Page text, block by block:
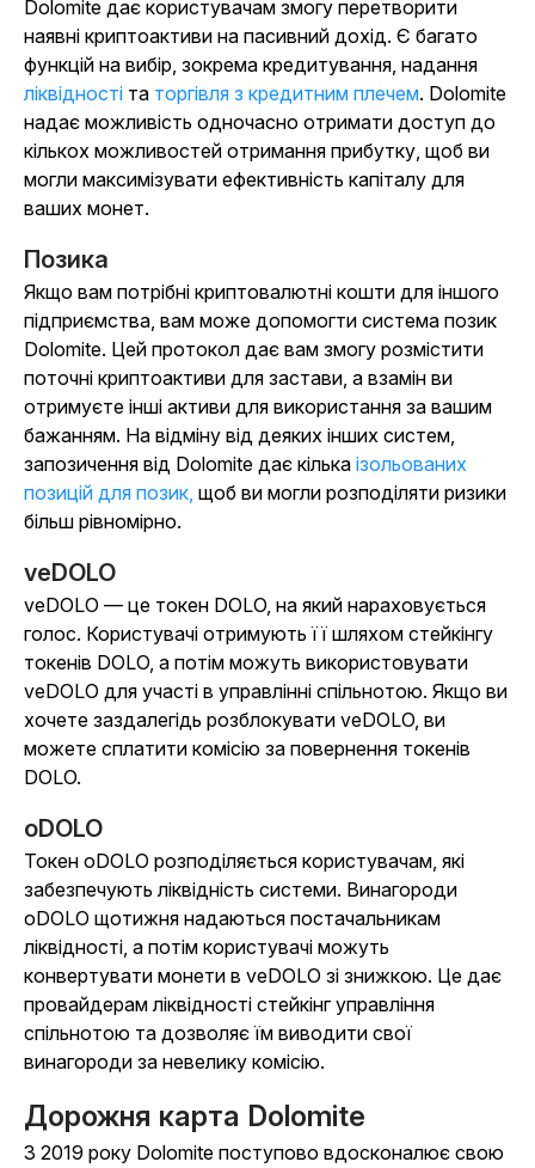
Dolomite дає користувачам змогу перетворити
наявні криптоактиви на пасивний дохід. Є багато
функцій на вибір, зокрема кредитування, надання
ліквідності та торгівля з кредитним плечем. Dolomite
надає можливість одночасно отримати доступ до
кількох можливостей отримання прибутку, щоб ви
могли максимізувати ефективність капіталу для
ваших монет.
Позика
Якщо вам потрібні криптовалютні кошти для іншого
підприємства, вам може допомогти система позик
Dolomite. Цей протокол дає вам змогу розмістити
поточні криптоактиви для застави, а взамін ви
отримуєте інші активи для використання за вашим
бажанням. На відміну від деяких інших систем,
запозичення від Dolomite дає кілька ізольованих
позицій для позик, щоб ви могли розподіляти ризики
більш рівномірно.
veDOLO
veDOLO — це токен DOLO, на який нараховується
голос. Користувачі отримують її шляхом стейкінгу
токенів DOLO, а потім можуть використовувати
veDOLO для участі в управлінні спільнотою. Якщо ви
хочете заздалегідь розблокувати veDOLO, ви
можете сплатити комісію за повернення токенів
DOLO.
oDOLO
Токен oDOLO розподіляється користувачам, які
забезпечують ліквідність системи. Винагороди
oDOLO щотижня надаються постачальникам
ліквідності, а потім користувачі можуть
конвертувати монети в veDOLO зі знижкою. Це дає
провайдерам ліквідності стейкінг управління
спільнотою та дозволяє їм виводити свої
винагороди за невелику комісію.
Дорожня карта Dolomite
З 2019 року Dolomite поступово вдосконалює свою